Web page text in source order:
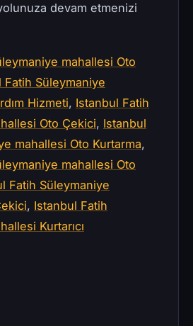
devam etmenizi
mahallesi Oto
Fatih Süleymaniye
Hizmeti, Istanbul Fatih
Oto Çekici, Istanbul
mahallesi Oto Kurtarma,
mahallesi Oto
Fatih Süleymaniye
, Istanbul Fatih
Kurtarıcı